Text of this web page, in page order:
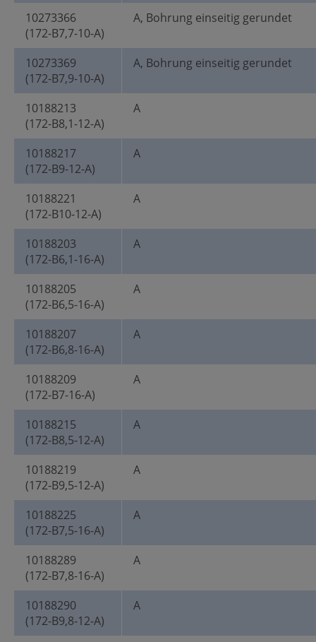
10273366
(172-B7,7-10-A)
A, Bohrung einseitig gerundet
10273369
(172-B7,9-10-A)
A, Bohrung einseitig gerundet
10188213
(172-B8,1-12-A)
A
10188217
(172-B9-12-A)
A
10188221
(172-B10-12-A)
A
10188203
(172-B6,1-16-A)
A
10188205
(172-B6,5-16-A)
A
10188207
(172-B6,8-16-A)
A
10188209
(172-B7-16-A)
A
10188215
(172-B8,5-12-A)
A
10188219
(172-B9,5-12-A)
A
10188225
(172-B7,5-16-A)
A
10188289
(172-B7,8-16-A)
A
10188290
(172-B9,8-12-A)
A